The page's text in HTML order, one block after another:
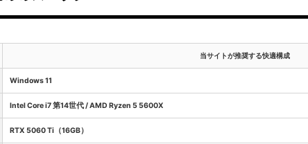
当サイトが推奨する快適構成
Windows 11
Intel Core i7 第14世代 / AMD Ryzen 5 5600X
RTX 5060 Ti（16GB）